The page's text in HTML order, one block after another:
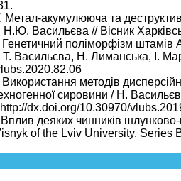
акумулююча та
Васильєва // Вісник
поліморфізм штамів
Васильєва, Н. Лиманська, І.
методів
сировини / Н.
dx.doi.org/10.30970/
деяких чинників шлунково-
of the Lviv University.